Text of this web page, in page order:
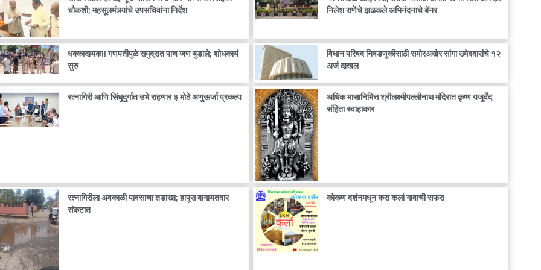
चौकशी; महसूलमंत्र्यांचे उपसचिवांना निर्देश
निलेश राणेंचे झळकले अभिनंदनाचे बॅनर
धक्कादायक!! गणपतीपुळे समुद्रात पाच जण बुडाले; शोधकार्य
सुरु
विधान परिषद निवडणुकीसाठी समोरअखेर सांगा उमेदवारांचे १२
अर्ज दाखल
रत्नागिरी आणि सिंधुदुर्गात उभे राहणार ३ मोठे अणुऊर्जा प्रकल्प
अधिक मासानिमित्त श्रीलक्ष्मीपल्लीनाथ मंदिरात कृष्ण यजुर्वेद
संहिता स्वाहाकार
रत्नागिरीला अवकाळी पावसाचा तडाखा; हापूस बागायतदार
संकटात
कोकण दर्शनमधून करा कर्ला गावाची सफर!